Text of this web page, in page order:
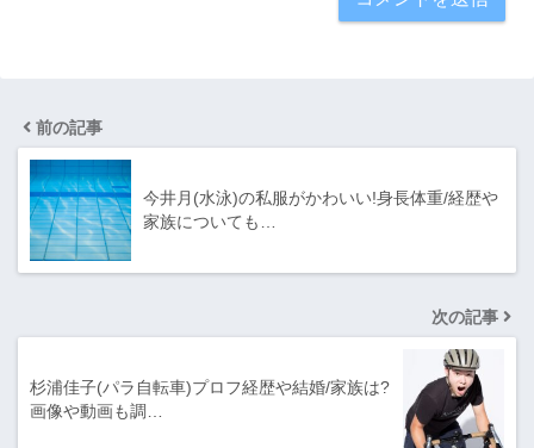
前の記事
今井月(水泳)の私服がかわいい!身長体重/経歴や
家族についても…
次の記事
杉浦佳子(パラ自転車)プロフ経歴や結婚/家族は?
画像や動画も調…